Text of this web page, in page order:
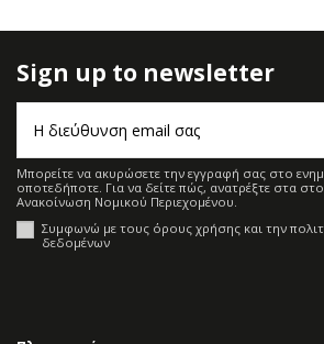
Sign up to newsletter
Μπορείτε να ακυρώσετε την εγγραφή σας στο
οποτεδήποτε. Για να δείτε πώς, ανατρέξτε στα
Ανακοίνωση Νομικού Περιεχομένου.
Συμφωνώ με τους όρους χρήσης και την
δεδομένων